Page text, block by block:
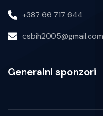
+387 66 717 644
osbih2005@gmail.com
Generalni sponzori